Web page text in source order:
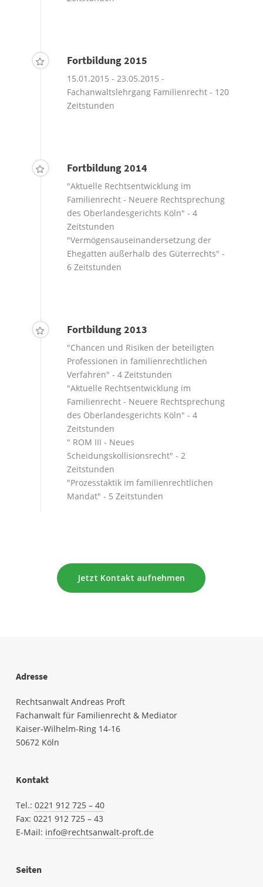
Fortbildung 2015
15.01.2015 - 23.05.2015 -
Fachanwaltslehrgang Familienrecht - 120
Zeitstunden
Fortbildung 2014
"Aktuelle Rechtsentwicklung im
Familienrecht - Neuere Rechtsprechung
des Oberlandesgerichts Köln" - 4
Zeitstunden
"Vermögensauseinandersetzung der
Ehegatten außerhalb des Güterrechts" -
6 Zeitstunden
Fortbildung 2013
"Chancen und Risiken der beteiligten
Professionen in familienrechtlichen
Verfahren" - 4 Zeitstunden
"Aktuelle Rechtsentwicklung im
Familienrecht - Neuere Rechtsprechung
des Oberlandesgerichts Köln" - 4
Zeitstunden
" ROM III - Neues
Scheidungskollisionsrecht" - 2
Zeitstunden
"Prozesstaktik im familienrechtlichen
Mandat" - 5 Zeitstunden
Jetzt Kontakt aufnehmen
Adresse
Rechtsanwalt Andreas Proft
Fachanwalt für Familienrecht & Mediator
Kaiser-Wilhelm-Ring 14-16
50672 Köln
Kontakt
Tel.: 0221 912 725 – 40
Fax: 0221 912 725 – 43
E-Mail: info@rechtsanwalt-proft.de
Seiten